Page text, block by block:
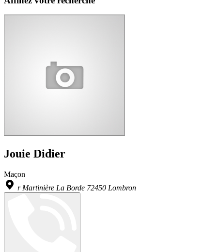
Jouie Didier
Maçon
r Martinière La Borde 72450 Lombron